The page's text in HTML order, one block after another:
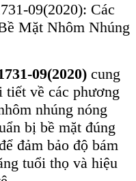
09(2020): Các
Mặt Nhôm Nhúng
09(2020) cung
tiết về các phương
nhúng nóng
bị bề mặt đúng
đảm bảo độ bám
tuổi thọ và hiệu